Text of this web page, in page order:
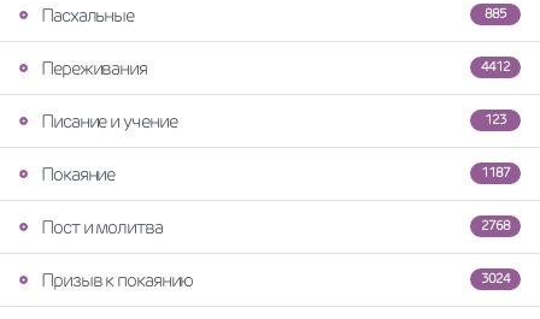
885
Пасхальные
4412
Переживания
123
Писание и учение
1187
Покаяние
2768
Пост и молитва
3024
Призыв к покаянию